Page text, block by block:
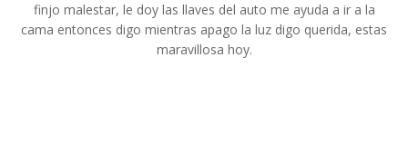
finjo malestar, le doy las llaves del auto me ayuda a ir a la
cama entonces digo mientras apago la luz digo querida, estas
maravillosa hoy.